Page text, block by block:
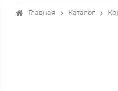
Главная Каталог